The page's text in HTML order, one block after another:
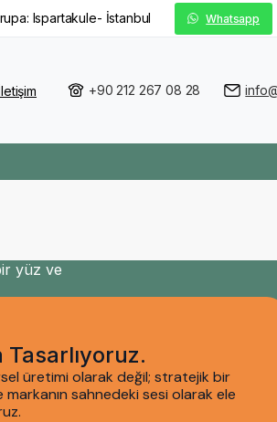
Ispartakule- İstanbul Whatsapp
+90 212 267 08 28
yüz ve
Tasarlıyoruz.
üretimi olarak değil; stratejik bir
sahnedeki sesi olarak ele